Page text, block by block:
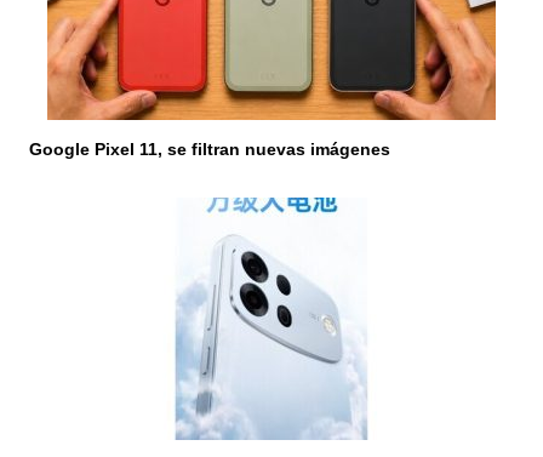
Google Pixel 11, se filtran nuevas imágenes